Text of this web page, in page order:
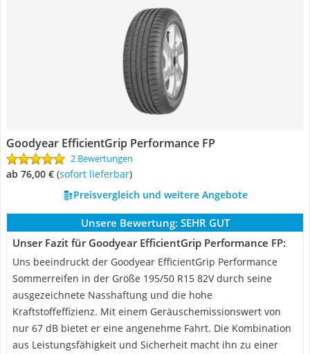
Goodyear EfficientGrip Performance FP
2 Bewertungen
ab 76,00 € ( Sofort lieferbar)
Preisvergleich und weitere Angebote
Unsere Bewertung: SEHR GUT
Unser Fazit für Goodyear EfficientGrip Performance FP:
Uns beeindruckt der Goodyear EfficientGrip Performance
Sommerreifen in der Größe 195/50 R15 82V durch seine
ausgezeichnete Nasshaftung und die hohe
Kraftstoffeffizienz. Mit einem Geräuschemissionswert von
nur 67 dB bietet er eine angenehme Fahrt. Die Kombination
aus Leistungsfähigkeit und Sicherheit macht ihn zu einer